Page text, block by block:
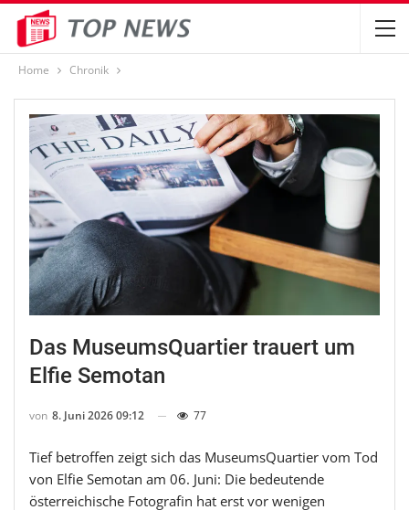
Home Chronik
Das MuseumsQuartier trauert um
Elfie Semotan
von 8. Juni 2026 09:12 77
Tief betroffen zeigt sich das MuseumsQuartier vom Tod
von Elfie Semotan am 06. Juni: Die bedeutende
österreichische Fotografin hat erst vor wenigen